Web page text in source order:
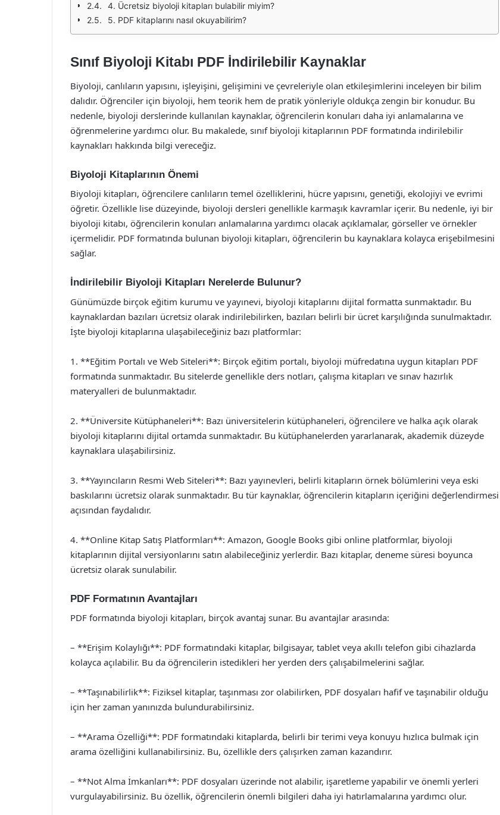
4. Ücretsiz biyoloji kitapları bulabilir miyim?
5. PDF kitaplarını nasıl okuyabilirim?
Sınıf Biyoloji Kitabı PDF İndirilebilir Kaynaklar
Biyoloji, canlıların yapısını, işleyişini, gelişimini ve çevreleriyle olan etkileşimlerini inceleyen bir bilim
dalıdır. Öğrenciler için biyoloji, hem teorik hem de pratik yönleriyle oldukça zengin bir konudur. Bu
nedenle, biyoloji derslerinde kullanılan kaynaklar, öğrencilerin konuları daha iyi anlamalarına ve
öğrenmelerine yardımcı olur. Bu makalede, sınıf biyoloji kitaplarının PDF formatında indirilebilir
kaynakları hakkında bilgi vereceğiz.
Biyoloji Kitaplarının Önemi
Biyoloji kitapları, öğrencilere canlıların temel özelliklerini, hücre yapısını, genetiği, ekolojiyi ve evrimi
öğretir. Özellikle lise düzeyinde, biyoloji dersleri genellikle karmaşık kavramlar içerir. Bu nedenle, iyi bir
biyoloji kitabı, öğrencilerin konuları anlamalarına yardımcı olacak açıklamalar, görseller ve örnekler
içermelidir. PDF formatında bulunan biyoloji kitapları, öğrencilerin bu kaynaklara kolayca erişebilmesini
sağlar.
İndirilebilir Biyoloji Kitapları Nerelerde Bulunur?
Günümüzde birçok eğitim kurumu ve yayınevi, biyoloji kitaplarını dijital formatta sunmaktadır. Bu
kaynaklardan bazıları ücretsiz olarak indirilebilirken, bazıları belirli bir ücret karşılığında sunulmaktadır.
İşte biyoloji kitaplarına ulaşabileceğiniz bazı platformlar:
1. **Eğitim Portalı ve Web Siteleri**: Birçok eğitim portalı, biyoloji müfredatına uygun kitapları PDF
formatında sunmaktadır. Bu sitelerde genellikle ders notları, çalışma kitapları ve sınav hazırlık
materyalleri de bulunmaktadır.
2. **Üniversite Kütüphaneleri**: Bazı üniversitelerin kütüphaneleri, öğrencilere ve halka açık olarak
biyoloji kitaplarını dijital ortamda sunmaktadır. Bu kütüphanelerden yararlanarak, akademik düzeyde
kaynaklara ulaşabilirsiniz.
3. **Yayıncıların Resmi Web Siteleri**: Bazı yayınevleri, belirli kitapların örnek bölümlerini veya eski
baskılarını ücretsiz olarak sunmaktadır. Bu tür kaynaklar, öğrencilerin kitapların içeriğini değerlendirmesi
açısından faydalıdır.
4. **Online Kitap Satış Platformları**: Amazon, Google Books gibi online platformlar, biyoloji
kitaplarının dijital versiyonlarını satın alabileceğiniz yerlerdir. Bazı kitaplar, deneme süresi boyunca
ücretsiz olarak sunulabilir.
PDF Formatının Avantajları
PDF formatında biyoloji kitapları, birçok avantaj sunar. Bu avantajlar arasında:
– **Erişim Kolaylığı**: PDF formatındaki kitaplar, bilgisayar, tablet veya akıllı telefon gibi cihazlarda
kolayca açılabilir. Bu da öğrencilerin istedikleri her yerden ders çalışabilmelerini sağlar.
– **Taşınabilirlik**: Fiziksel kitaplar, taşınması zor olabilirken, PDF dosyaları hafif ve taşınabilir olduğu
için her zaman yanınızda bulundurabilirsiniz.
– **Arama Özelliği**: PDF formatındaki kitaplarda, belirli bir terimi veya konuyu hızlıca bulmak için
arama özelliğini kullanabilirsiniz. Bu, özellikle ders çalışırken zaman kazandırır.
– **Not Alma İmkanları**: PDF dosyaları üzerinde not alabilir, işaretleme yapabilir ve önemli yerleri
vurgulayabilirsiniz. Bu özellik, öğrencilerin önemli bilgileri daha iyi hatırlamalarına yardımcı olur.